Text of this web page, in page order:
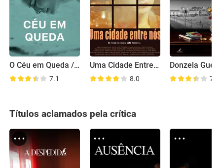
O Céu em Queda / the Waning Sky
7.1
Uma Cidade Entre Nós
8.0
Donzela
7.5
Títulos aclamados pela crítica